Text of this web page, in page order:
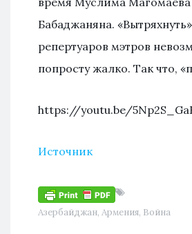
Бабаджаняна.
репертуаров мэтров
попросту жалко. Так что,
https://youtu.be/
Источник
Азербайджан, Армения, Война